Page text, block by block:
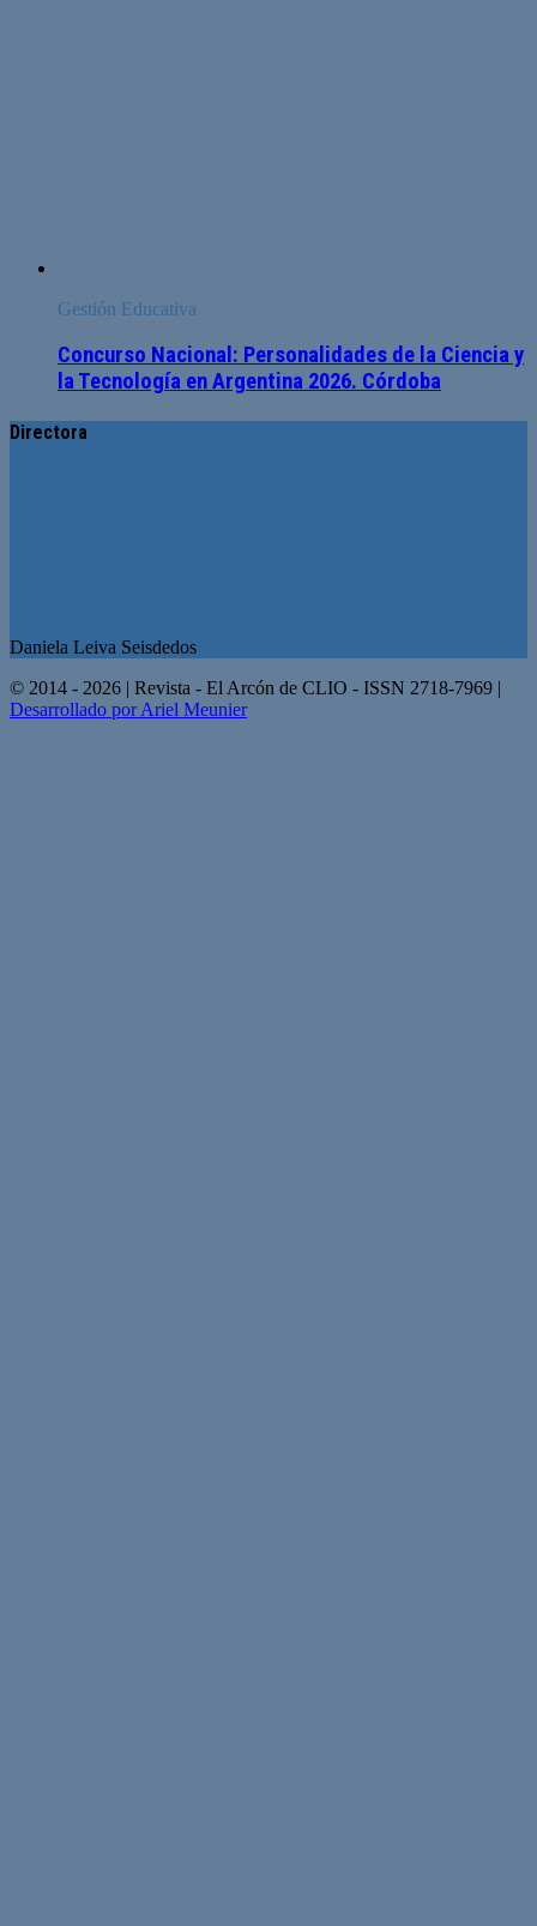
Gestión Educativa
Concurso Nacional: Personalidades de la Ciencia y
la Tecnología en Argentina 2026. Córdoba
Directora
Daniela Leiva Seisdedos
© 2014 - 2026 | Revista - El Arcón de CLIO - ISSN 2718-7969 |
Desarrollado por Ariel Meunier